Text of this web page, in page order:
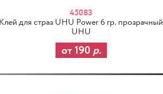
45083
Клей для страз UHU Power 6 гр. прозрачный
UHU
от 190 р.